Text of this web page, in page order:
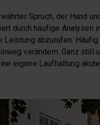
Spruch, der Hand
durch häufige Analysen
Leistung abzurufen.
verändern. Ganz
eigene Laufhaltung